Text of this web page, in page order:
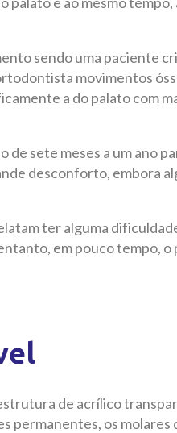
sendo uma paciente
movimentos
a do palato com
sete meses a um ano
desconforto, embora
ter alguma
em pouco tempo, o
de acrílico
permanentes, os molares